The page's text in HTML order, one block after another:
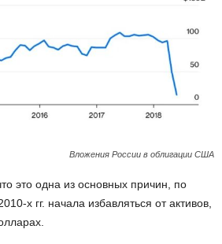
Вложения России в облигации США
это одна из основных причин, по
х гг. начала избавляться от активов,